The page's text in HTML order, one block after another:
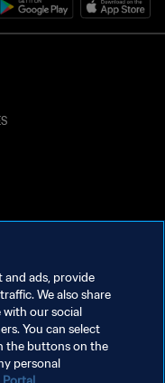
and ads, provide
We also share
our social
You can select
the buttons on the
personal